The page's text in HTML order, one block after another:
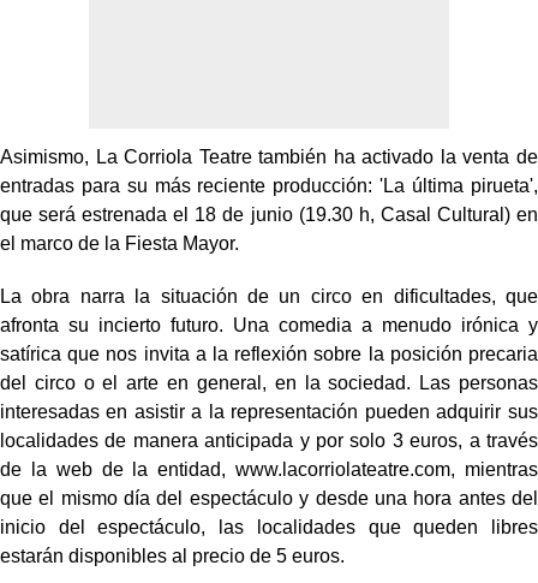
Asimismo, La Corriola Teatre también ha activado la venta de
entradas para su más reciente producción: 'La última pirueta',
que será estrenada el 18 de junio (19.30 h, Casal Cultural) en
el marco de la Fiesta Mayor.
La obra narra la situación de un circo en dificultades, que
afronta su incierto futuro. Una comedia a menudo irónica y
satírica que nos invita a la reflexión sobre la posición precaria
del circo o el arte en general, en la sociedad. Las personas
interesadas en asistir a la representación pueden adquirir sus
localidades de manera anticipada y por solo 3 euros, a través
de la web de la entidad,www.lacorriolateatre.com, mientras
que el mismo día del espectáculo y desde una hora antes del
inicio del espectáculo, las localidades que queden libres
estarán disponibles al precio de 5 euros.